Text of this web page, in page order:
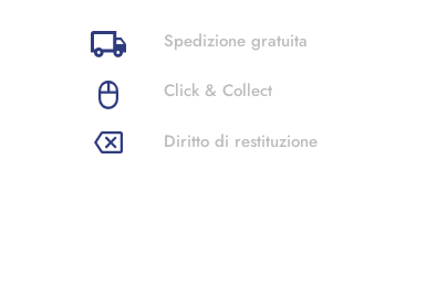
Spedizione gratuita
Click & Collect
Diritto di restituzione